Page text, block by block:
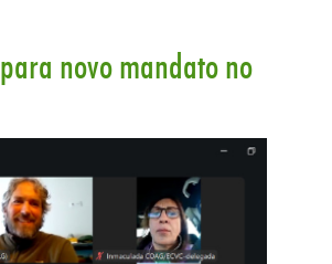
novo mandato no